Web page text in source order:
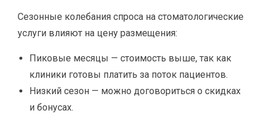
Сезонные колебания спроса на стоматологические
услуги влияют на цену размещения:
Пиковые месяцы — стоимость выше, так как
клиники готовы платить за поток пациентов.
Низкий сезон — можно договориться о скидках
и бонусах.